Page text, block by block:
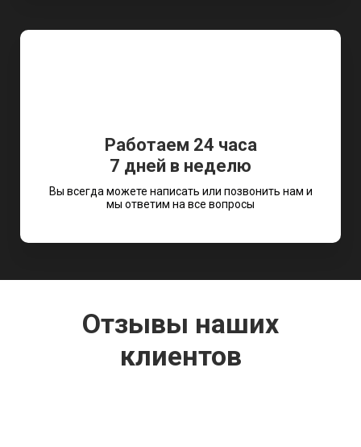
Работаем 24 часа
7 дней в неделю
Вы всегда можете написать или позвонить нам и
мы ответим на все вопросы
Отзывы наших
клиентов